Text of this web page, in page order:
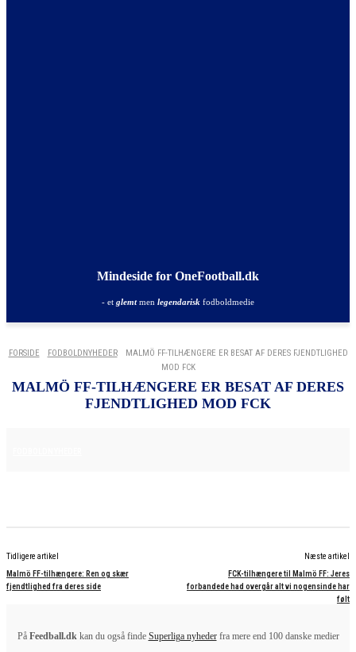
Mindeside for OneFootball.dk
- et glemtmen legendarisk fodboldmedie
FORSIDE FODBOLDNYHEDER
MALMÖ FF-TILHÆNGERE ER BESAT AF DERES FJENDTLIGHED
MOD FCK
MALMÖ FF-TILHÆNGERE ER BESAT AF DERES
FJENDTLIGHED MOD FCK
Tidligere artikel
Malmö FF-tilhængere: Ren og skær
fjendtlighed fra deres side
Næste artikel
FCK-tilhængere til Malmö FF: Jeres
forbandede had overgår alt vi nogensinde har
følt
På Feedball.dkkan du også finde Superliga nyhederfra mere end 100 danske medier